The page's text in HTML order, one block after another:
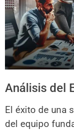
Análisis del
El éxito de una
del equipo